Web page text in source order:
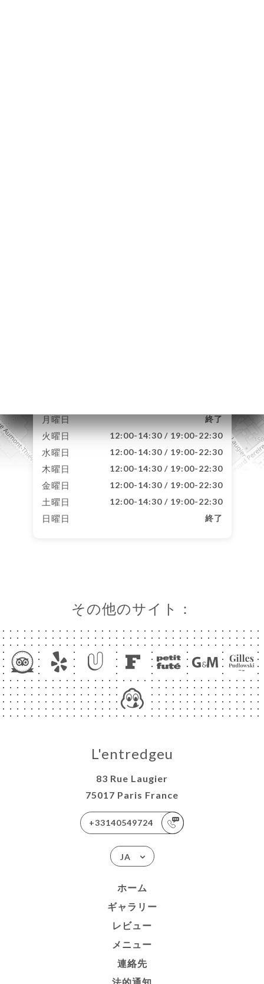
月曜日 終了
火曜日 12:00-14:30 / 19:00-22:30
水曜日 12:00-14:30 / 19:00-22:30
木曜日 12:00-14:30 / 19:00-22:30
金曜日 12:00-14:30 / 19:00-22:30
土曜日 12:00-14:30 / 19:00-22:30
日曜日 終了
その他のサイト：
L'entredgeu
83 Rue Laugier
75017 Paris France
+33140549724
JA
ホーム
ギャラリー
レビュー
メニュー
連絡先